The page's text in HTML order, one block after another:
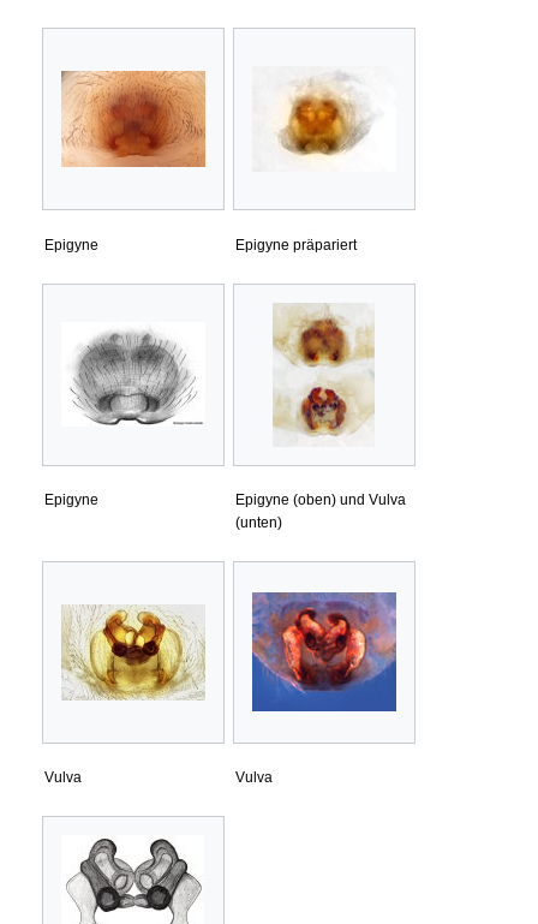
Epigyne Epigyne präpariert
Epigyne
Epigyne (oben) und Vulva
(unten)
Vulva Vulva